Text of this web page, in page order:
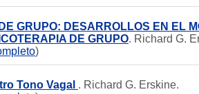
GRUPO: DESARROLLOS EN EL
DE GRUPO. Richard G.
)
Tono Vagal . Richard G. Erskine.